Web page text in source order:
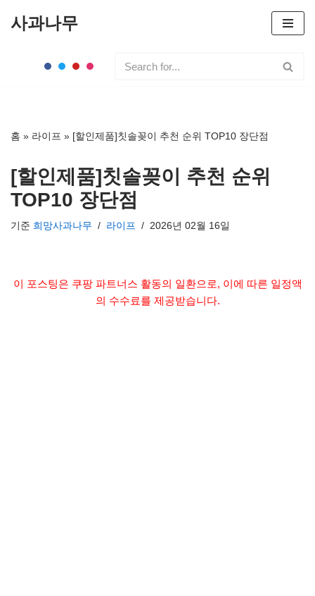
뛰
사과나무
홈 » 라이프 » [할인제품]칫솔꽂이 추천 순위 TOP10 장단점
[할인제품]칫솔꽂이 추천 순위
TOP10 장단점
기준 희망사과나무 라이프 2026년 02월 16일
이 포스팅은 쿠팡 파트너스 활동의 일환으로, 이에 따른 일정액
의 수수료를 제공받습니다.